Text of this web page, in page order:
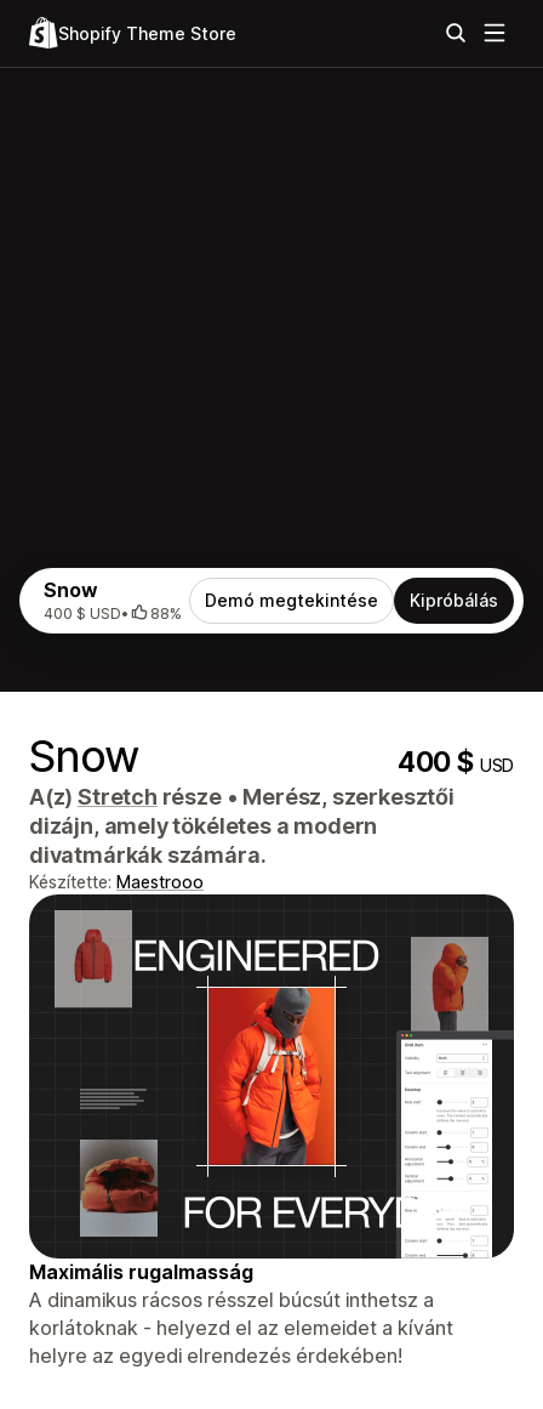
Shopify Theme Store
Snow
400 $ USD• 88%
Demó megtekintése Kipróbálás
Snow 400 $USD
A(z)Stretch része • Merész, szerkesztői
dizájn, amely tökéletes a modern
divatmárkák számára.
Készítette: Maestrooo
Maximális rugalmasság
A dinamikus rácsos résszel búcsút inthetsz a
korlátoknak - helyezd el az elemeidet a kívánt
helyre az egyedi elrendezés érdekében!